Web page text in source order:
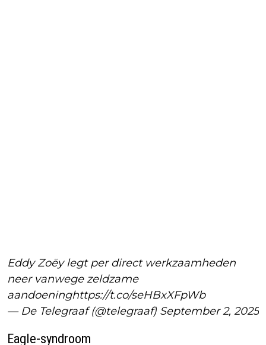
Eddy Zoëy legt per direct werkzaamheden
neer vanwege zeldzame
aandoeninghttps://t.co/seHBxXFpWb
— De Telegraaf (@telegraaf) September 2, 2025
Eagle-syndroom